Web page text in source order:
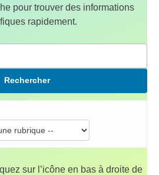
pour trouver des informations
rapidement.
Rechercher
sur l’icône en bas à droite de